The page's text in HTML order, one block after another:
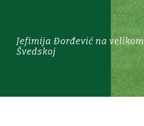
Jefimija Đorđević na
Švedskoj